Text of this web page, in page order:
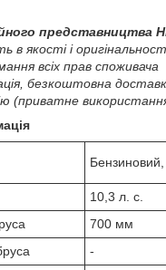
представництва
в якості і
всіх прав споживача
безкоштовна
(приватне
10,3 л. с.
700 мм
-